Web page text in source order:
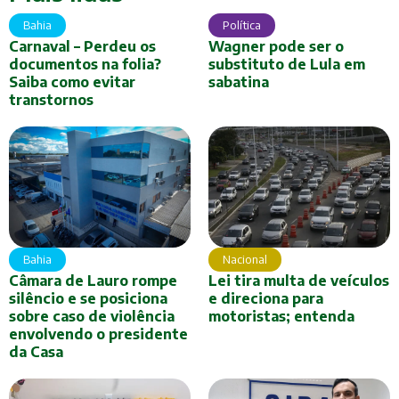
Bahia
Carnaval – Perdeu os
documentos na folia?
Saiba como evitar
transtornos
Política
Wagner pode ser o
substituto de Lula em
sabatina
Bahia
Câmara de Lauro rompe
silêncio e se posiciona
sobre caso de violência
envolvendo o presidente
da Casa
Nacional
Lei tira multa de veículos
e direciona para
motoristas; entenda